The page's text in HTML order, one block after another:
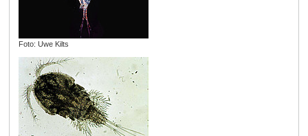
Foto: Uwe Kilts